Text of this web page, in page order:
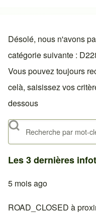
Désolé, nous n'avons
catégorie suivante :
Vous pouvez toujours
celà, saisissez vos
dessous
Rechercher
Les 3 dernières
5 mois ago
ROAD_CLOSED à